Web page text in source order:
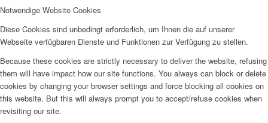
Notwendige Website Cookies
Diese Cookies sind unbedingt erforderlich, um Ihnen die auf unserer
Webseite verfügbaren Dienste und Funktionen zur Verfügung zu stellen.
Because these cookies are strictly necessary to deliver the website, refusing
them will have impact how our site functions. You always can block or delete
cookies by changing your browser settings and force blocking all cookies on
this website. But this will always prompt you to accept/refuse cookies when
revisiting our site.